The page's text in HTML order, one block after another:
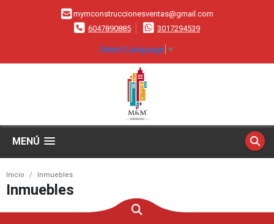
mymconstruccionesventas@gmail.com
6047890885
3017294539
Select Language ▼
MENÚ
Inicio Inmuebles
Inmuebles